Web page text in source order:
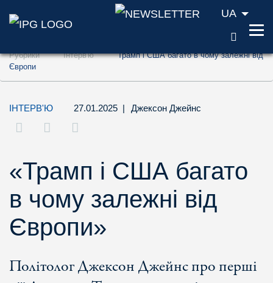
Перейти до змісту (ключ доступу '1')
Перейти до пошуку (ключ доступу '2')
UA
Рубрики Інтерв'ю
Трамп і США багато в чому залежні від
Європи
ІНТЕРВ'Ю 27.01.2025 | Джексон Джейнс
«Трамп і США багато
в чому залежні від
Європи»
Політолог Джексон Джейнс про перші